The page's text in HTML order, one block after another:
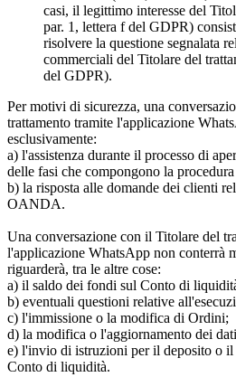
casi, il legittimo interesse del
par. 1, lettera f del GDPR)
risolvere la questione segnalata
commerciali del Titolare del
del GDPR).
Per motivi di sicurezza, una
trattamento tramite l'applicazione
esclusivamente:
a) l'assistenza durante il processo di
delle fasi che compongono la
b) la risposta alle domande dei clienti
OANDA.
Una conversazione con il Titolare del
l'applicazione WhatsApp non conterrà
riguarderà, tra le altre cose:
a) il saldo dei fondi sul Conto di
b) eventuali questioni relative
c) l'immissione o la modifica di Ordini;
d) la modifica o l'aggiornamento dei
e) l'invio di istruzioni per il deposito o
Conto di liquidità.